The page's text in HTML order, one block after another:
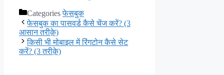
Categoriesफेसबुक
फेसबुक का पासवर्ड कैसे चेंज करें? (3
आसान तरीक़े)
किसी भी मोबाइल में रिंगटोन कैसे सेट
करें? (3 तरीक़े)